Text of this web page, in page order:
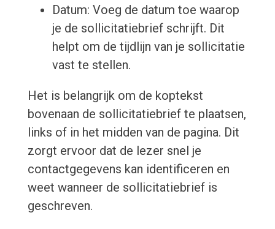
Datum: Voeg de datum toe waarop
je de sollicitatiebrief schrijft. Dit
helpt om de tijdlijn van je sollicitatie
vast te stellen.
Het is belangrijk om de koptekst
bovenaan de sollicitatiebrief te plaatsen,
links of in het midden van de pagina. Dit
zorgt ervoor dat de lezer snel je
contactgegevens kan identificeren en
weet wanneer de sollicitatiebrief is
geschreven.